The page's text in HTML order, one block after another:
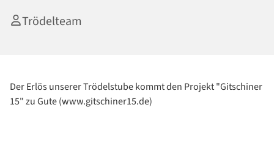
Trödelteam
Der Erlös unserer Trödelstube kommt den Projekt "Gitschiner
15" zu Gute (www.gitschiner15.de)